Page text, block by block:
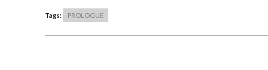
Tags: PROLOGUE